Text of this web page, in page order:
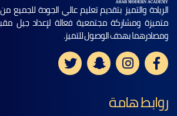
الريادة والتميز بتقديم تعليم عالي الجودة
متميزة ومشاركة مجتمعية فعالة لإعداد جيل
ومصادرهما بهدف الوصول للتميز.
روابط هامة